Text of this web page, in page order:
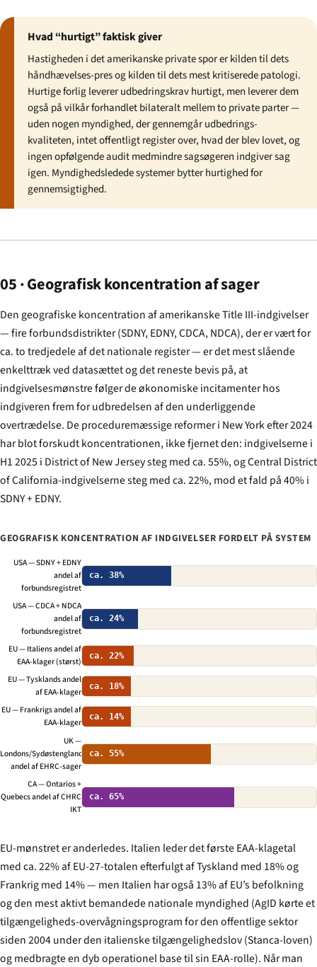
Hvad “hurtigt” faktisk giver
Hastigheden i det amerikanske private spor er kilden til dets
håndhævelses-pres og kilden til dets mest kritiserede patologi.
Hurtige forlig leverer udbedringskrav hurtigt, men leverer dem
også på vilkår forhandlet bilateralt mellem to private parter —
uden nogen myndighed, der gennemgår udbedrings-
kvaliteten, intet offentligt register over, hvad der blev lovet, og
ingen opfølgende audit medmindre sagsøgeren indgiver sag
igen. Myndighedsledede systemer bytter hurtighed for
gennemsigtighed.
05 · Geografisk koncentration af sager
Den geografiske koncentration af amerikanske Title III-indgivelser
— fire forbundsdistrikter (SDNY, EDNY, CDCA, NDCA), der er vært for
ca. to tredjedele af det nationale register — er det mest slående
enkelttræk ved datasættet og det reneste bevis på, at
indgivelsesmønstre følger de økonomiske incitamenter hos
indgiveren frem for udbredelsen af den underliggende
overtrædelse. De proceduremæssige reformer i New York efter 2024
har blot forskudt koncentrationen, ikke fjernet den: indgivelserne i
H1 2025 i District of New Jersey steg med ca. 55%, og Central District
of California-indgivelserne steg med ca. 22%, mod et fald på 40% i
SDNY + EDNY.
GEOGRAFISK KONCENTRATION AF INDGIVELSER FORDELT PÅ SYSTEM
USA — SDNY + EDNY
andel af
forbundsregistret
ca. 38%
USA — CDCA + NDCA
andel af
forbundsregistret
ca. 24%
EU — Italiens andel af
EAA-klager (størst)
ca. 22%
EU — Tysklands andel
af EAA-klager
ca. 18%
EU — Frankrigs andel af
EAA-klager
ca. 14%
UK —
Londons/Sydøstenglands
andel af EHRC-sager
ca. 55%
CA — Ontarios +
Quebecs andel af CHRC
IKT
ca. 65%
EU-mønstret er anderledes. Italien leder det første EAA-klagetal
med ca. 22% af EU-27-totalen efterfulgt af Tyskland med 18% og
Frankrig med 14% — men Italien har også 13% af EU’s befolkning
og den mest aktivt bemandede nationale myndighed (AgID kørte et
tilgængeligheds-overvågningsprogram for den offentlige sektor
siden 2004 underden italienske tilgængelighedslov (Stanca-loven)
og medbragte en dyb operationel base til sin EAA-rolle). Når man